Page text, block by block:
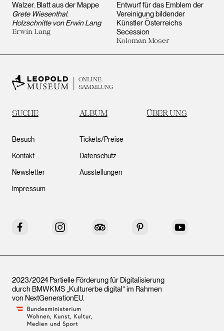
Walzer. Blatt aus der Mappe
Grete Wiesenthal.
Holzschnitte von Erwin Lang
Erwin Lang
Entwurf für das Emblem der
Vereinigung bildender
Künstler Österreichs
Secession
Koloman Moser
ONLINE
SAMMLUNG
SUCHE ALBUM ÜBER UNS
Besuch
Kontakt
Newsletter
Impressum
Tickets/Preise
Datenschutz
Ausstellungen
Facebook Instagram Tripadvisor Pinterest YouTube
2023/2024 Partielle Förderung für Digitalisierung
durch BMWKMS „Kulturerbe digital“ im Rahmen
von NextGenerationEU.